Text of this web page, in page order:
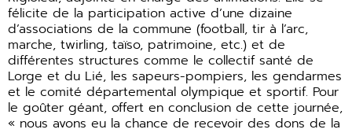
félicite de la participation active d’une dizaine
d’associations de la commune (football, tir à l’arc,
marche, twirling, taïso, patrimoine, etc.) et de
différentes structures comme le collectif santé de
Lorge et du Lié, les sapeurs-pompiers, les gendarmes
et le comité départemental olympique et sportif. Pour
le goûter géant, offert en conclusion de cette journée,
« nous avons eu la chance de recevoir des dons de la